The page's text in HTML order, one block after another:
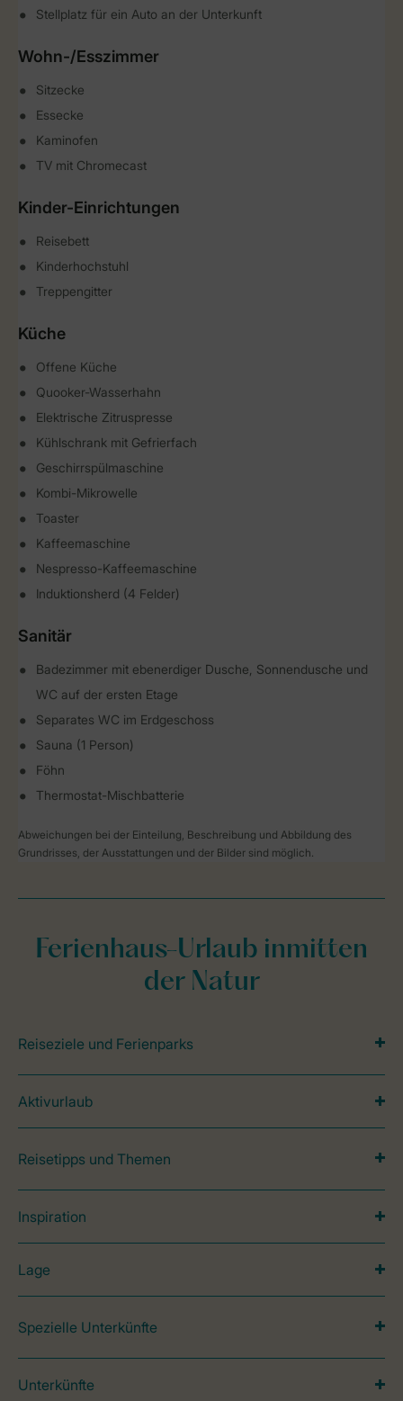
Stellplatz für ein Auto an der Unterkunft
Wohn-/Esszimmer
Sitzecke
Essecke
Kaminofen
TV mit Chromecast
Kinder-Einrichtungen
Reisebett
Kinderhochstuhl
Treppengitter
Küche
Offene Küche
Quooker-Wasserhahn
Elektrische Zitruspresse
Kühlschrank mit Gefrierfach
Geschirrspülmaschine
Kombi-Mikrowelle
Toaster
Kaffeemaschine
Nespresso-Kaffeemaschine
Induktionsherd (4 Felder)
Sanitär
Badezimmer mit ebenerdiger Dusche, Sonnendusche und
WC auf der ersten Etage
Separates WC im Erdgeschoss
Sauna (1 Person)
Föhn
Thermostat-Mischbatterie
Abweichungen bei der Einteilung, Beschreibung und Abbildung des
Grundrisses, der Ausstattungen und der Bilder sind möglich.
Ferienhaus-Urlaub inmitten
der Natur
Reiseziele und Ferienparks
Aktivurlaub
Reisetipps und Themen
Inspiration
Lage
Spezielle Unterkünfte
Unterkünfte